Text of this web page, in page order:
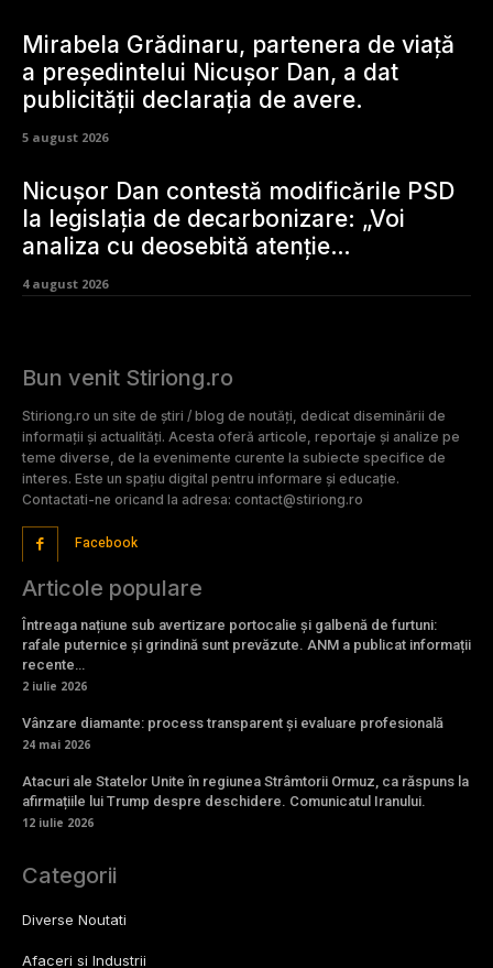
Mirabela Grădinaru, partenera de viață
a președintelui Nicușor Dan, a dat
publicității declarația de avere.
5 august 2026
Nicușor Dan contestă modificările PSD
la legislația de decarbonizare: „Voi
analiza cu deosebită atenție…
4 august 2026
Bun venit Stiriong.ro
Stiriong.ro un site de știri / blog de noutăți, dedicat diseminării de
informații și actualități. Acesta oferă articole, reportaje și analize pe
teme diverse, de la evenimente curente la subiecte specifice de
interes. Este un spațiu digital pentru informare și educație.
Contactati-ne oricand la adresa: contact@stiriong.ro
Facebook
Articole populare
Întreaga națiune sub avertizare portocalie și galbenă de furtuni:
rafale puternice și grindină sunt prevăzute. ANM a publicat informații
recente…
2 iulie 2026
Vânzare diamante: process transparent și evaluare profesională
24 mai 2026
Atacuri ale Statelor Unite în regiunea Strâmtorii Ormuz, ca răspuns la
afirmațiile lui Trump despre deschidere. Comunicatul Iranului.
12 iulie 2026
Categorii
Diverse Noutati
Afaceri si Industrii